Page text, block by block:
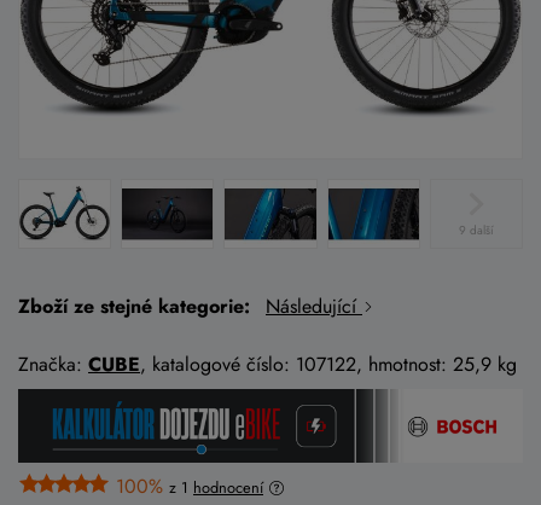
9 další
Zboží ze stejné kategorie: Následující
Značka: CUBE, katalogové číslo: 107122, hmotnost: 25,9 kg
100% z 1 hodnocení